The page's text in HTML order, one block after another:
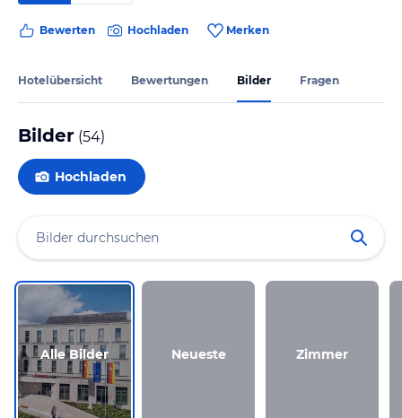
Bewerten Hochladen Merken
Hotelübersicht Bewertungen Bilder Fragen
Bilder (54)
Hochladen
Alle Bilder Neueste Zimmer